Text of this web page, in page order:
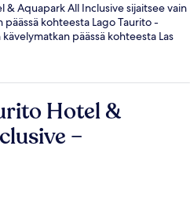
& Aquapark All Inclusive sijaitsee vain
kohteesta Lago Taurito -
päässä kohteesta Las
Hotel &
–